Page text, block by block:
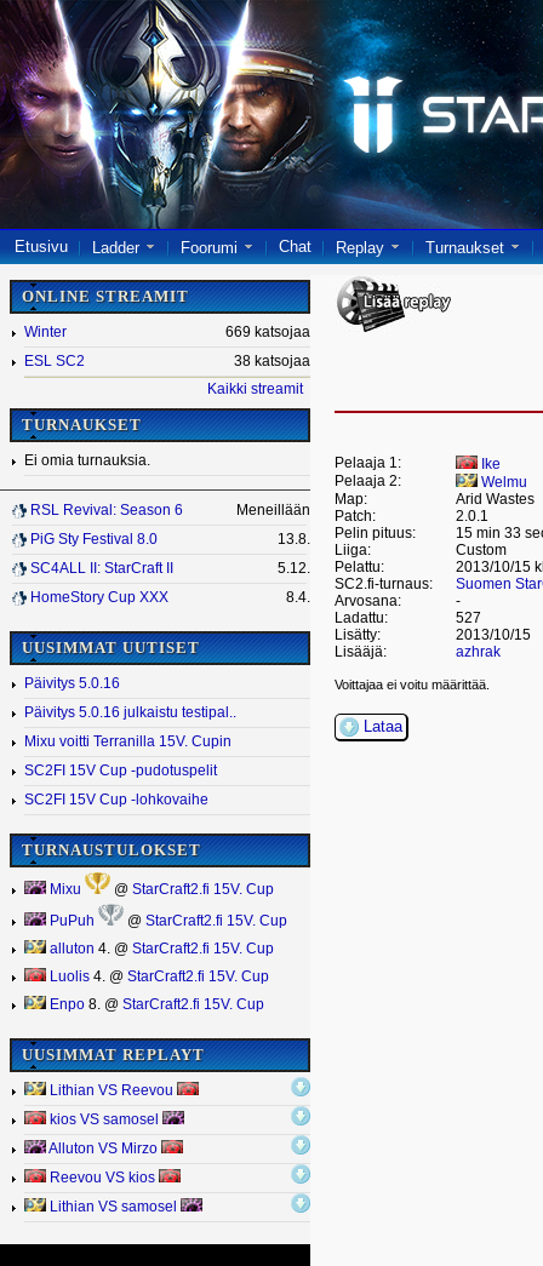
Etusivu Ladder Foorumi Chat Replay Turnaukset
ONLINE STREAMIT
Winter
669 katsojaa
ESL SC2
38 katsojaa
Kaikki streamit
TURNAUKSET
Ei omia turnauksia.
RSL Revival: Season 6
Meneillään
PiG Sty Festival 8.0
13.8.
SC4ALL II: StarCraft II
5.12.
HomeStory Cup XXX
8.4.
UUSIMMAT UUTISET
Päivitys 5.0.16
Päivitys 5.0.16 julkaistu testipal..
Mixu voitti Terranilla 15V. Cupin
SC2FI 15V Cup -pudotuspelit
SC2FI 15V Cup -lohkovaihe
TURNAUSTULOKSET
Mixu @ StarCraft2.fi 15V. Cup
PuPuh @ StarCraft2.fi 15V. Cup
alluton 4. @ StarCraft2.fi 15V. Cup
Luolis 4. @ StarCraft2.fi 15V. Cup
Enpo 8. @ StarCraft2.fi 15V. Cup
UUSIMMAT REPLAYT
Lithian VS Reevou
kios VS samosel
Alluton VS Mirzo
Reevou VS kios
Lithian VS samosel
Pelaaja 1:
Ike
Pelaaja 2:
Welmu
Map:
Arid Wastes
Patch:
2.0.1
Pelin pituus:
15 min 33
Liiga:
Custom
Pelattu:
2013/10/15
SC2.fi-turnaus:
Suomen
Arvosana:
-
Ladattu:
527
Lisätty:
2013/10/15
Lisääjä:
azhrak
Voittajaa ei voitu määrittää.
Lataa